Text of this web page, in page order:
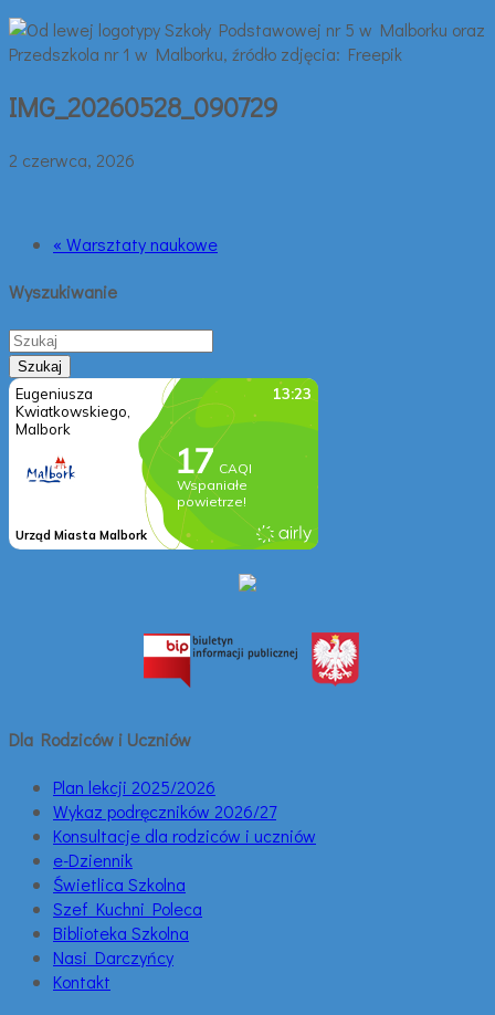
IMG_20260528_090729
2 czerwca, 2026
« Warsztaty naukowe
Wyszukiwanie
Dla Rodziców i Uczniów
Plan lekcji 2025/2026
Wykaz podręczników 2026/27
Konsultacje dla rodziców i uczniów
e-Dziennik
Świetlica Szkolna
Szef Kuchni Poleca
Biblioteka Szkolna
Nasi Darczyńcy
Kontakt